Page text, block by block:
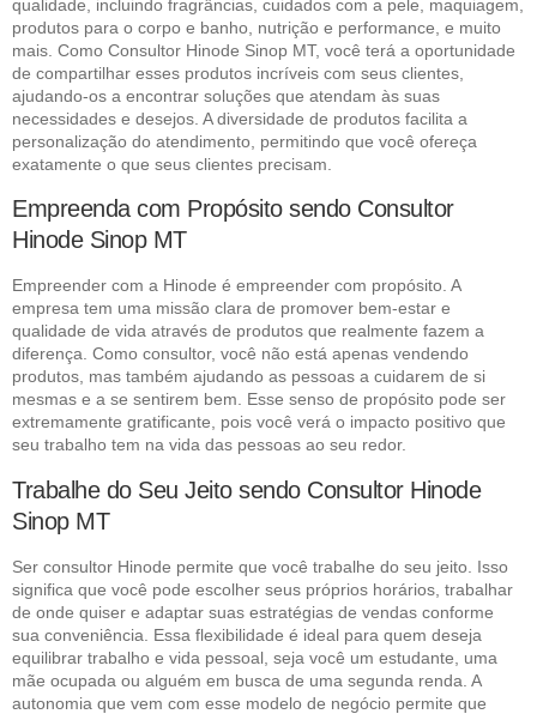
qualidade, incluindo fragrâncias, cuidados com a pele, maquiagem,
produtos para o corpo e banho, nutrição e performance, e muito
mais. Como Consultor Hinode Sinop MT, você terá a oportunidade
de compartilhar esses produtos incríveis com seus clientes,
ajudando-os a encontrar soluções que atendam às suas
necessidades e desejos. A diversidade de produtos facilita a
personalização do atendimento, permitindo que você ofereça
exatamente o que seus clientes precisam.
Empreenda com Propósito sendo Consultor
Hinode Sinop MT
Empreender com a Hinode é empreender com propósito. A
empresa tem uma missão clara de promover bem-estar e
qualidade de vida através de produtos que realmente fazem a
diferença. Como consultor, você não está apenas vendendo
produtos, mas também ajudando as pessoas a cuidarem de si
mesmas e a se sentirem bem. Esse senso de propósito pode ser
extremamente gratificante, pois você verá o impacto positivo que
seu trabalho tem na vida das pessoas ao seu redor.
Trabalhe do Seu Jeito sendo Consultor Hinode
Sinop MT
Ser consultor Hinode permite que você trabalhe do seu jeito. Isso
significa que você pode escolher seus próprios horários, trabalhar
de onde quiser e adaptar suas estratégias de vendas conforme
sua conveniência. Essa flexibilidade é ideal para quem deseja
equilibrar trabalho e vida pessoal, seja você um estudante, uma
mãe ocupada ou alguém em busca de uma segunda renda. A
autonomia que vem com esse modelo de negócio permite que